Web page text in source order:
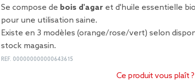
Se compose de bois d'agar et d'huile essentielle
pour une utilisation saine.
Existe en 3 modèles (orange/rose/vert) selon
stock magasin.
REF. 000000000000643615
Ce produit vous plaît ?